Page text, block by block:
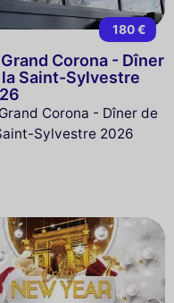
180 €
Corona - Dîner
Saint-Sylvestre
Corona - Dîner de
Sylvestre 2026